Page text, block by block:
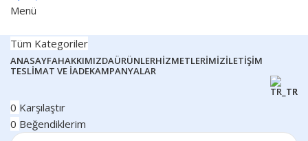
Menü
Tüm Kategoriler
ANASAYFAHAKKIMIZDAÜRÜNLERHIZMETLERIMIZİLETIŞIM
TESLIMAT VE İADEKAMPANYALAR
TR
0 Karşılaştır
0 Beğendiklerim